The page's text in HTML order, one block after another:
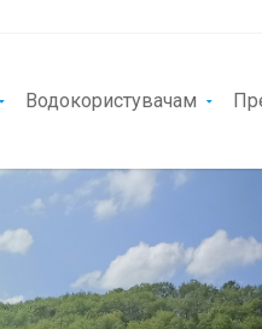
Водокористувачам